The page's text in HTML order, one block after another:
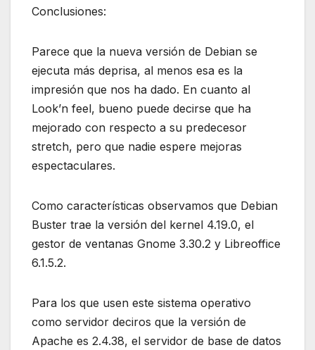
Conclusiones:
Parece que la nueva versión de Debian se
ejecuta más deprisa, al menos esa es la
impresión que nos ha dado. En cuanto al
Look’n feel, bueno puede decirse que ha
mejorado con respecto a su predecesor
stretch, pero que nadie espere mejoras
espectaculares.
Como características observamos que Debian
Buster trae la versión del kernel 4.19.0, el
gestor de ventanas Gnome 3.30.2 y Libreoffice
6.1.5.2.
Para los que usen este sistema operativo
como servidor deciros que la versión de
Apache es 2.4.38, el servidor de base de datos